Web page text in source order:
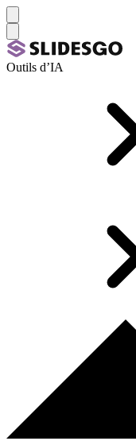
Outils d’IA